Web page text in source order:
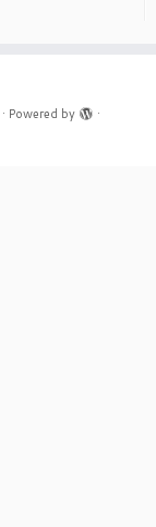
· Powered by
·